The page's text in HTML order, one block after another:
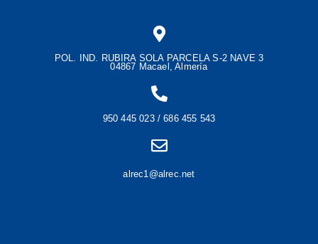
POL. IND. RUBIRA SOLA PARCELA S-2 NAVE 3
04867 Macael, Almería
950 445 023 / 686 455 543
alrec1@alrec.net